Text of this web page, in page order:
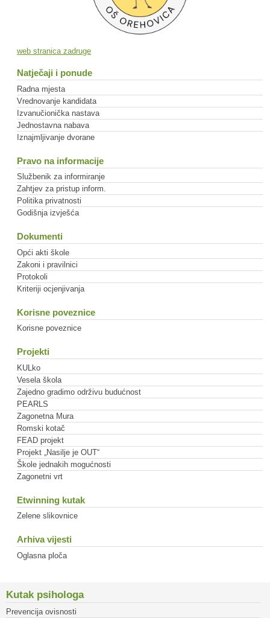
web stranica zadruge
Natječaji i ponude
Radna mjesta
Vrednovanje kandidata
Izvanučionička nastava
Jednostavna nabava
Iznajmljivanje dvorane
Pravo na informacije
Službenik za informiranje
Zahtjev za pristup inform.
Politika privatnosti
Godišnja izvješća
Dokumenti
Opći akti škole
Zakoni i pravilnici
Protokoli
Kriteriji ocjenjivanja
Korisne poveznice
Korisne poveznice
Projekti
KULko
Vesela škola
Zajedno gradimo održivu budućnost
PEARLS
Zagonetna Mura
Romski kotač
FEAD projekt
Projekt „Nasilje je OUT“
Škole jednakih mogućnosti
Zagonetni vrt
Etwinning kutak
Zelene slikovnice
Arhiva vijesti
Oglasna ploča
Kutak psihologa
Prevencija ovisnosti